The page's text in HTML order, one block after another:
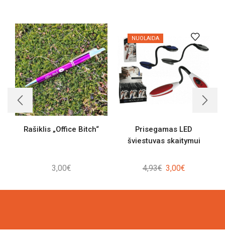
Rašiklis „Office Bitch“
3,00€
NUOLAIDA
Prisegamas LED
šviestuvas skaitymui
4,93€ Original
was:
3,00€Current
is: